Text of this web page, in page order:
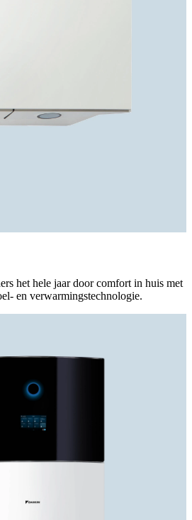
het hele jaar door comfort in huis met
en verwarmingstechnologie.